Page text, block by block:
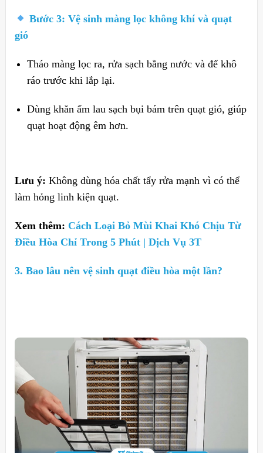
Bước 3: Vệ sinh màng lọc không khí và quạt
gió
Tháo màng lọc ra, rửa sạch bằng nước và để khô
ráo trước khi lắp lại.
Dùng khăn ẩm lau sạch bụi bám trên quạt gió, giúp
quạt hoạt động êm hơn.
Lưu ý: Không dùng hóa chất tẩy rửa mạnh vì có thể
làm hỏng linh kiện quạt.
Xem thêm: Cách Loại Bỏ Mùi Khai Khó Chịu Từ
Điều Hòa Chỉ Trong 5 Phút | Dịch Vụ 3T
3. Bao lâu nên vệ sinh quạt điều hòa một lần?